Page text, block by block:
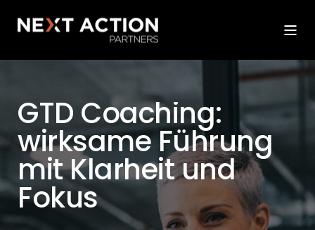
GTD Coaching:
wirksame Führung
mit Klarheit und
Fokus